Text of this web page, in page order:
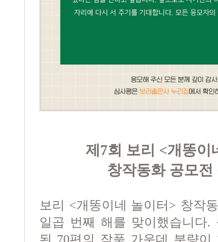
제7회 보리 <개똥이
창작동화 공모전
보리 <개똥이네 놀이터> 창작
일곱 번째 해를 맞이했습니다.